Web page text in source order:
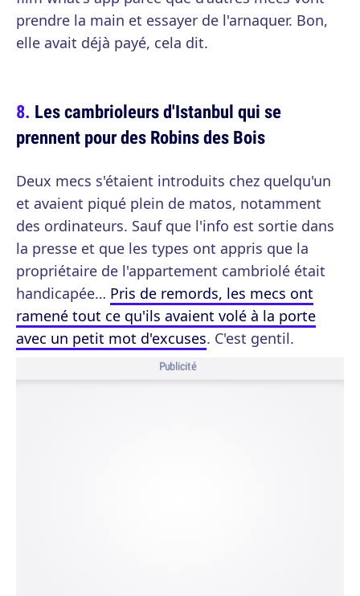
prendre la main et essayer de l'arnaquer. Bon,
elle avait déjà payé, cela dit.
Les cambrioleurs d'Istanbul qui se
prennent pour des Robins des Bois
Deux mecs s'étaient introduits chez quelqu'un
et avaient piqué plein de matos, notamment
des ordinateurs. Sauf que l'info est sortie dans
la presse et que les types ont appris que la
propriétaire de l'appartement cambriolé était
handicapée… Pris de remords, les mecs ont
ramené tout ce qu'ils avaient volé à la porte
avec un petit mot d'excuses. C'est gentil.
Publicité